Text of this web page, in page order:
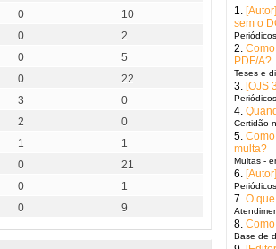
1.
sem o
2.
PDF/A?
Teses e
3. [OJS
4.
Certidão
5.
multa?
Multas -
6.
7. O
8.
Base de
0
10
0
2
0
5
0
22
3
0
2
0
1
1
0
21
0
1
0 9